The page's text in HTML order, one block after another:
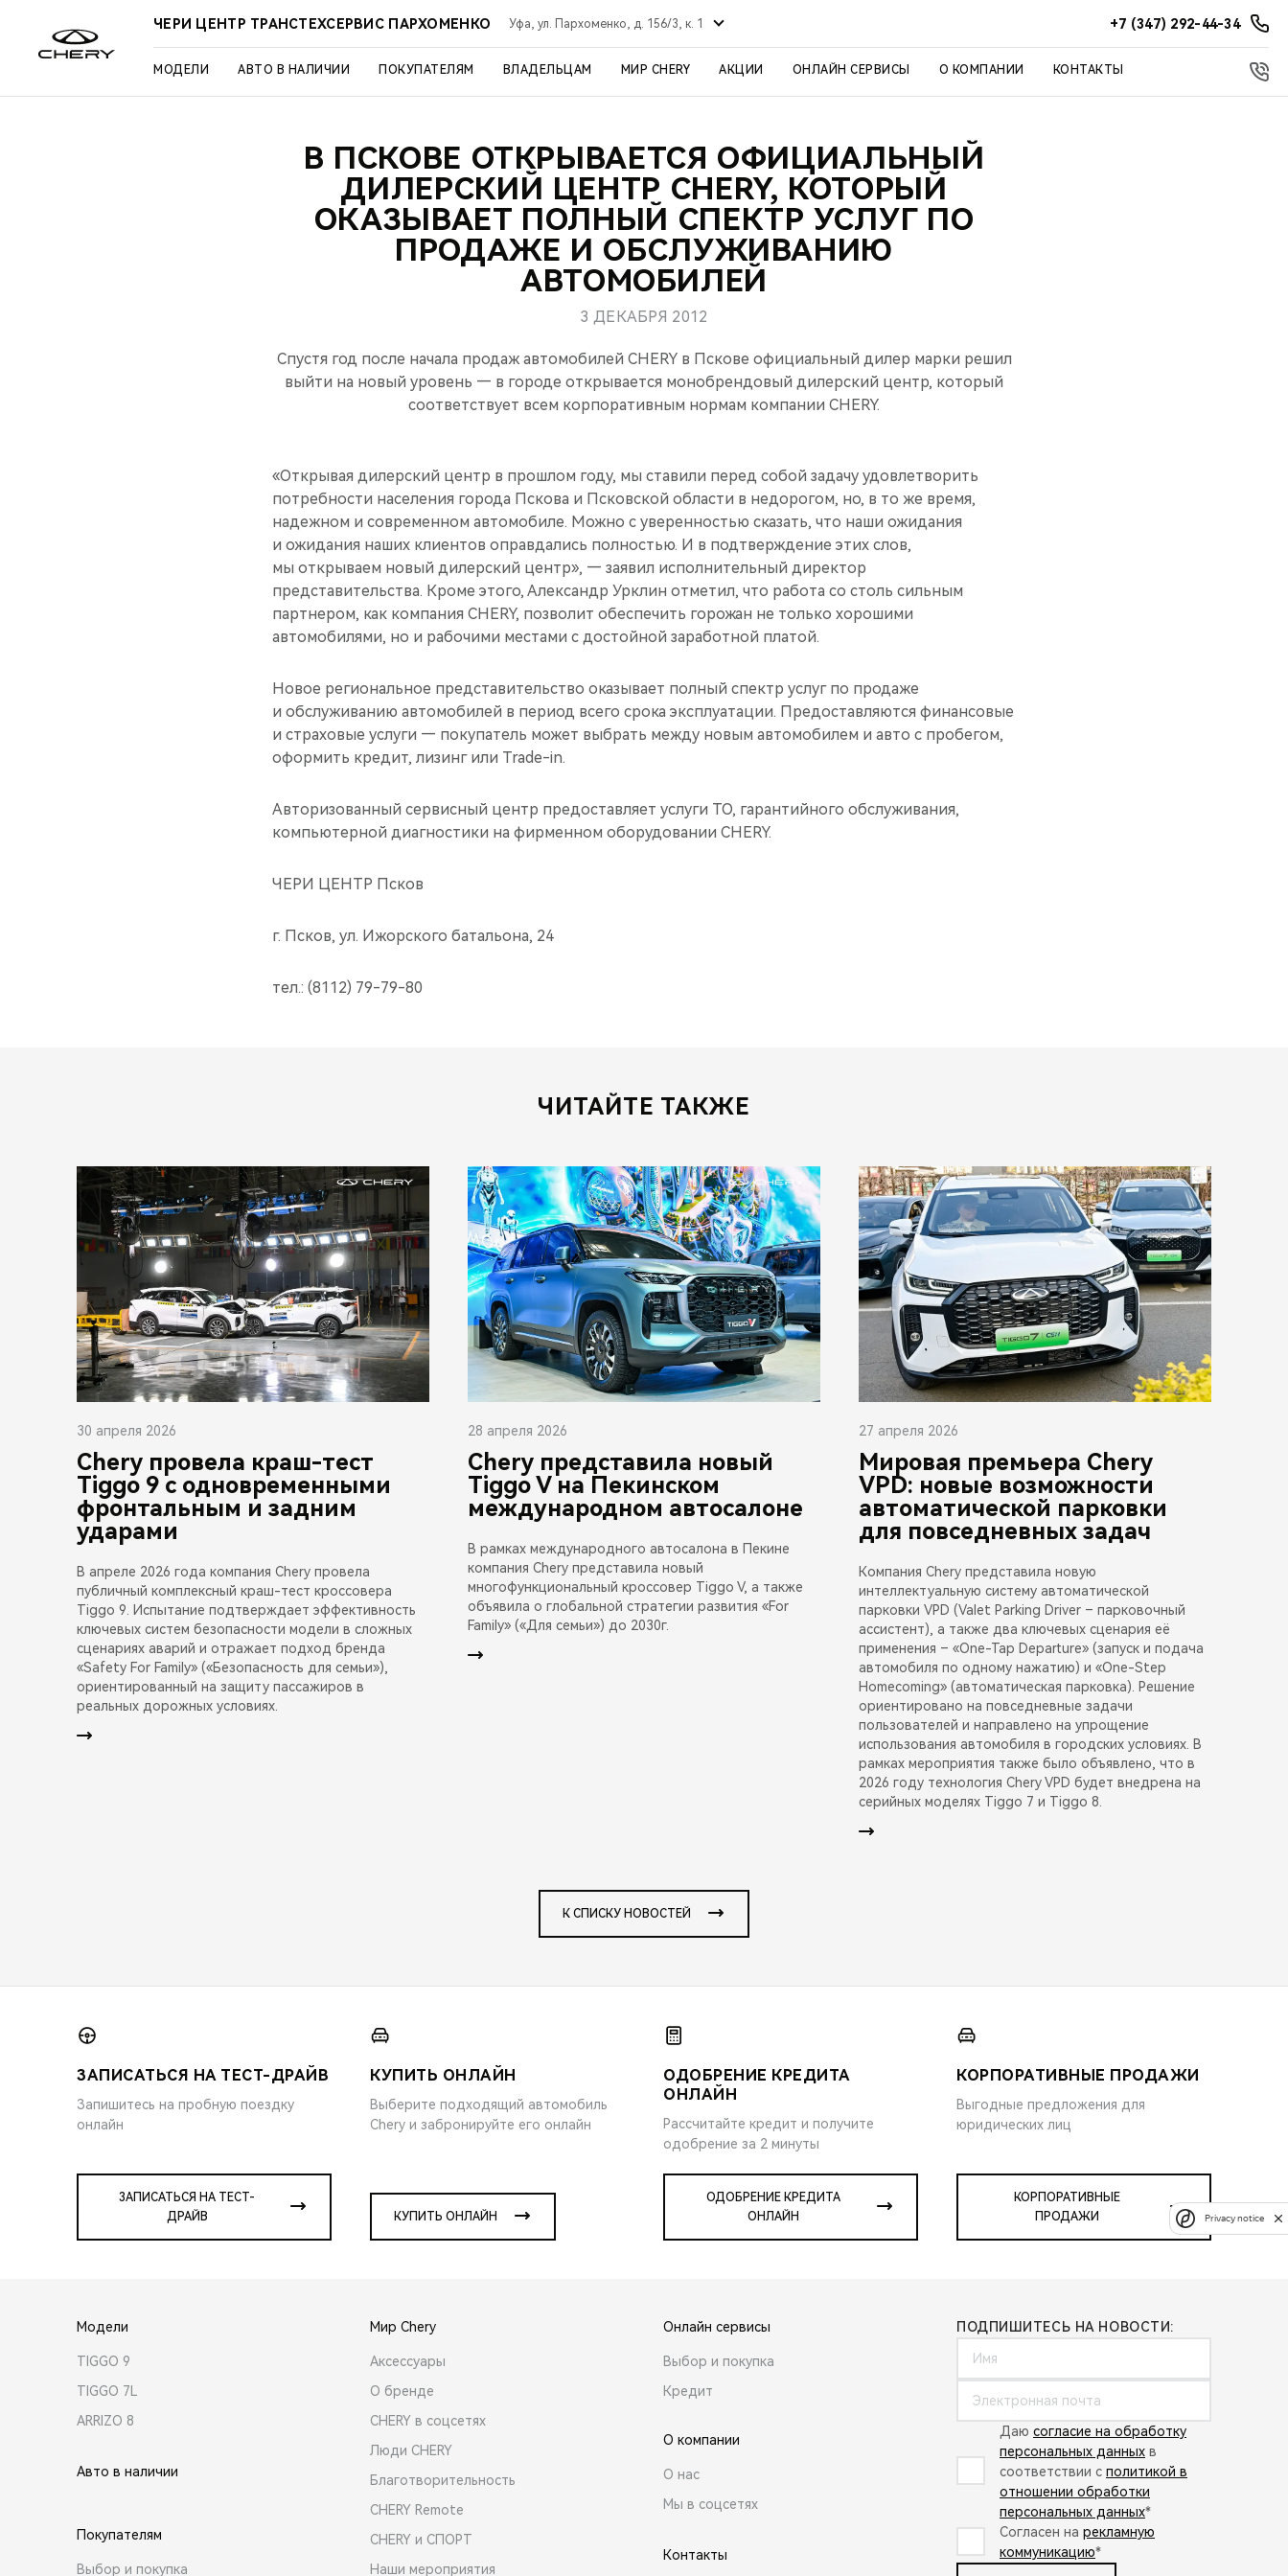
ЧЕРИ ЦЕНТР ТРАНСТЕХСЕРВИС ПАРХОМЕНКО Уфа, ул. Пархоменко, д. 156/3, к. 1 +7 (347) 292-44-34
МОДЕЛИ АВТО В НАЛИЧИИ ПОКУПАТЕЛЯМ ВЛАДЕЛЬЦАМ МИР CHERY АКЦИИ ОНЛАЙН СЕРВИСЫ О КОМПАНИИ КОНТАКТЫ
В ПСКОВЕ ОТКРЫВАЕТСЯ ОФИЦИАЛЬНЫЙ
ДИЛЕРСКИЙ ЦЕНТР CHERY, КОТОРЫЙ
ОКАЗЫВАЕТ ПОЛНЫЙ СПЕКТР УСЛУГ ПО
ПРОДАЖЕ И ОБСЛУЖИВАНИЮ
АВТОМОБИЛЕЙ
3 ДЕКАБРЯ 2012
Спустя год после начала продаж автомобилей CHERY в Пскове официальный дилер марки решил
выйти на новый уровень — в городе открывается монобрендовый дилерский центр, который
соответствует всем корпоративным нормам компании CHERY.
«Открывая дилерский центр в прошлом году, мы ставили перед собой задачу удовлетворить
потребности населения города Пскова и Псковской области в недорогом, но, в то же время,
надежном и современном автомобиле. Можно с уверенностью сказать, что наши ожидания
и ожидания наших клиентов оправдались полностью. И в подтверждение этих слов,
мы открываем новый дилерский центр», — заявил исполнительный директор
представительства. Кроме этого, Александр Урклин отметил, что работа со столь сильным
партнером, как компания CHERY, позволит обеспечить горожан не только хорошими
автомобилями, но и рабочими местами с достойной заработной платой.
Новое региональное представительство оказывает полный спектр услуг по продаже
и обслуживанию автомобилей в период всего срока эксплуатации. Предоставляются финансовые
и страховые услуги — покупатель может выбрать между новым автомобилем и авто с пробегом,
оформить кредит, лизинг или Trade-in.
Авторизованный сервисный центр предоставляет услуги ТО, гарантийного обслуживания,
компьютерной диагностики на фирменном оборудовании CHERY.
ЧЕРИ ЦЕНТР Псков
г. Псков, ул. Ижорского батальона, 24
тел.: (8112) 79-79-80
ЧИТАЙТЕ ТАКЖЕ
30 апреля 2026
Chery провела краш-тест
Tiggo 9 с одновременными
фронтальным и задним
ударами
В апреле 2026 года компания Chery провела
публичный комплексный краш-тест кроссовера
Tiggo 9. Испытание подтверждает эффективность
ключевых систем безопасности модели в сложных
сценариях аварий и отражает подход бренда
«Safety For Family» («Безопасность для семьи»),
ориентированный на защиту пассажиров в
реальных дорожных условиях.
28 апреля 2026
Chery представила новый
Tiggo V на Пекинском
международном автосалоне
В рамках международного автосалона в Пекине
компания Chery представила новый
многофункциональный кроссовер Tiggo V, а также
объявила о глобальной стратегии развития «For
Family» («Для семьи») до 2030г.
27 апреля 2026
Мировая премьера Chery
VPD: новые возможности
автоматической парковки
для повседневных задач
Компания Chery представила новую
интеллектуальную систему автоматической
парковки VPD (Valet Parking Driver – парковочный
ассистент), а также два ключевых сценария её
применения – «One-Tap Departure» (запуск и подача
автомобиля по одному нажатию) и «One-Step
Homecoming» (автоматическая парковка). Решение
ориентировано на повседневные задачи
пользователей и направлено на упрощение
использования автомобиля в городских условиях. В
рамках мероприятия также было объявлено, что в
2026 году технология Chery VPD будет внедрена на
серийных моделях Tiggo 7 и Tiggo 8.
К СПИСКУ НОВОСТЕЙ
ЗАПИСАТЬСЯ НА ТЕСТ-ДРАЙВ
Запишитесь на пробную поездку
онлайн
ЗАПИСАТЬСЯ НА ТЕСТ-
ДРАЙВ
КУПИТЬ ОНЛАЙН
Выберите подходящий автомобиль
Chery и забронируйте его онлайн
КУПИТЬ ОНЛАЙН
ОДОБРЕНИЕ КРЕДИТА
ОНЛАЙН
Рассчитайте кредит и получите
одобрение за 2 минуты
ОДОБРЕНИЕ КРЕДИТА
ОНЛАЙН
КОРПОРАТИВНЫЕ ПРОДАЖИ
Выгодные предложения для
юридических лиц
КОРПОРАТИВНЫЕ
ПРОДАЖИ
Модели
TIGGO 9
TIGGO 7L
ARRIZO 8
Авто в наличии
Покупателям
Выбор и покупка
Мир Chery
Аксессуары
О бренде
CHERY в соцсетях
Люди CHERY
Благотворительность
CHERY Remote
CHERY и СПОРТ
Наши мероприятия
Онлайн сервисы
Выбор и покупка
Кредит
О компании
О нас
Мы в соцсетях
Контакты
ПОДПИШИТЕСЬ НА НОВОСТИ:
Даю согласие на обработку
персональных данных в
соответствии с политикой в
отношении обработки
персональных данных*
Согласен на рекламную
коммуникацию*
Privacy notice